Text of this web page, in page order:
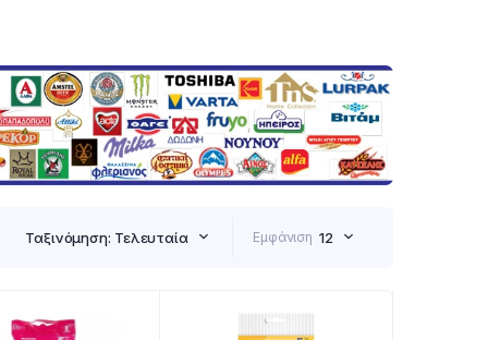
Ταξινόμηση: Τελευταία Εμφάνιση 12